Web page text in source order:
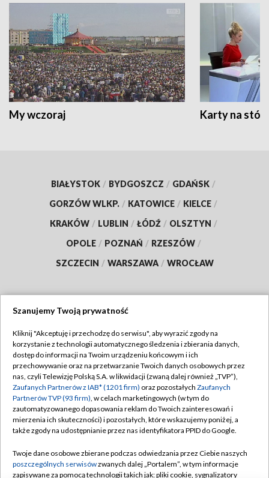
My wczoraj Karty na
BIAŁYSTOK / BYDGOSZCZ / GDAŃSK /
GORZÓW WLKP. / KATOWICE / KIELCE /
KRAKÓW / LUBLIN / ŁÓDŹ / OLSZTYN /
OPOLE / POZNAŃ / RZESZÓW /
SZCZECIN / WARSZAWA / WROCŁAW
TVP
Abonament TVP
Emisja w TVP
Centrum informacji TVP
Naziemna Telewizja Cyfrowa
Rada Programowa
Regulamin TVP
Polityka prywatności
Moje zgody
Pomoc
Kontakt
Szanujemy Twoją prywatność
Kliknij "Akceptuję i przechodzę do serwisu", aby wyrazić zgody na
korzystanie z technologii automatycznego śledzenia i zbierania danych,
dostęp do informacji na Twoim urządzeniu końcowym i ich
przechowywanie oraz na przetwarzanie Twoich danych osobowych przez
nas, czyli Telewizję Polską S.A. w likwidacji (zwaną dalej również „TVP”),
Zaufanych Partnerów z IAB* (1201 firm) oraz pozostałych Zaufanych
Partnerów TVP (93 firm), w celach marketingowych (w tym do
zautomatyzowanego dopasowania reklam do Twoich zainteresowań i
mierzenia ich skuteczności) i pozostałych, które wskazujemy poniżej, a
także zgody na udostępnianie przez nas identyfikatora PPID do Google.
Twoje dane osobowe zbierane podczas odwiedzania przez Ciebie naszych
poszczególnych serwisówzwanych dalej „Portalem”, w tym informacje
zapisywane za pomocą technologii takich jak: pliki cookie, sygnalizatory